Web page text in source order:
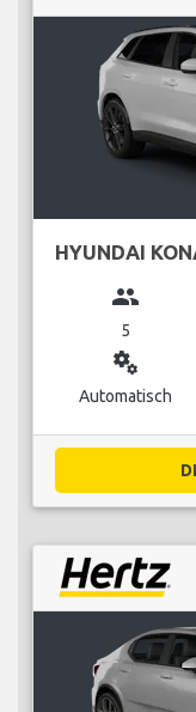
HYUNDAI
group
5
miscellaneous_services
Automatisch